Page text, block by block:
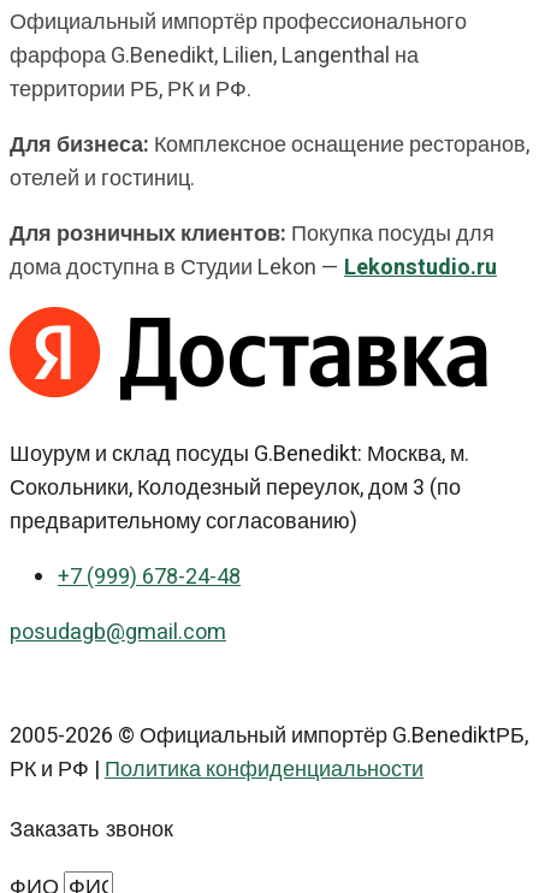
Официальный импортёр профессионального
фарфора G.Benedikt, Lilien, Langenthal на
территории РБ, РК и РФ.
Для бизнеса: Комплексное оснащение ресторанов,
отелей и гостиниц.
Для розничных клиентов: Покупка посуды для
дома доступна в Студии Lekon — Lekonstudio.ru
Шоурум и склад посуды G.Benedikt: Москва, м.
Сокольники, Колодезный переулок, дом 3 (по
предварительному согласованию)
+7 (999) 678-24-48
posudagb@gmail.com
2005-2026 © Официальный импортёр G.BenediktРБ,
РК и РФ |Политика конфиденциальности
Заказать звонок